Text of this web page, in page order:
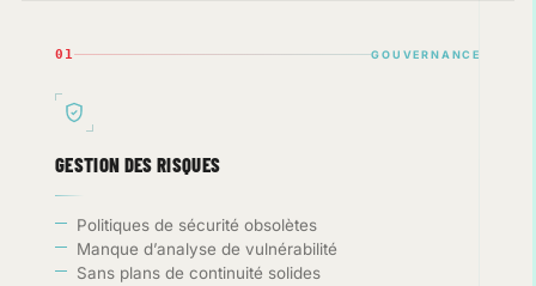
01 GOUVERNANCE
GESTION DES RISQUES
Politiques de sécurité obsolètes
Manque d’analyse de vulnérabilité
Sans plans de continuité solides